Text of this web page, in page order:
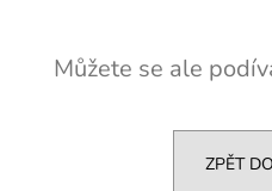
Můžete se ale
ZPĚT
ROVNÝ TEPLÁKOVÝ KABÁT -